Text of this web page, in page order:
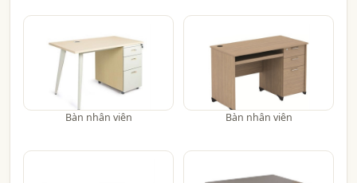
Bàn nhân viên Bàn nhân viên